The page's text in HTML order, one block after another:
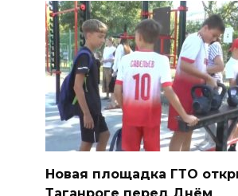
Новая площадка ГТО
Таганроге перед Днём